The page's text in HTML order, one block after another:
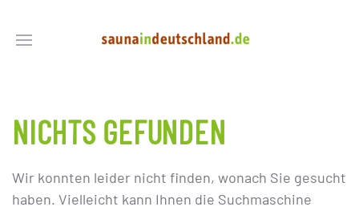
NICHTS GEFUNDEN
Wir konnten leider nicht finden, wonach Sie gesucht
haben. Vielleicht kann Ihnen die Suchmaschine